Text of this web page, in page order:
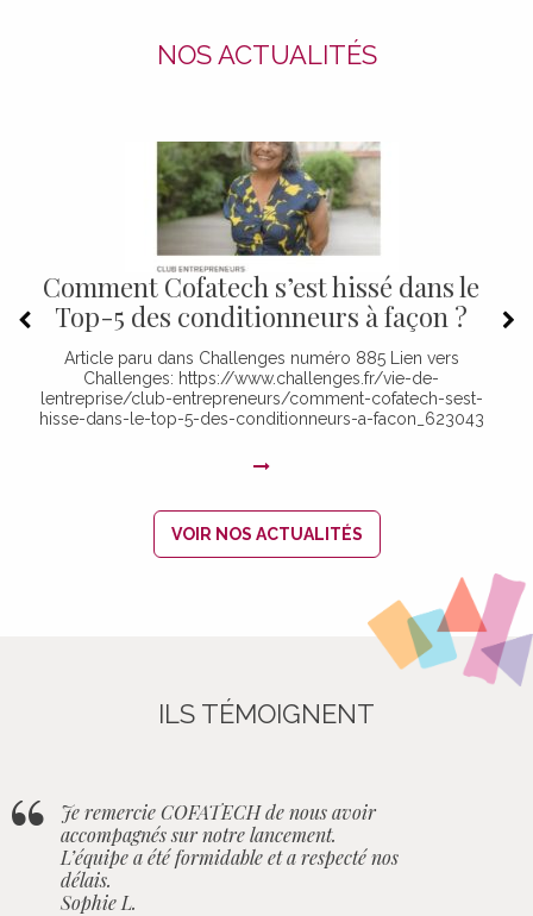
NOS ACTUALITÉS
Comment Cofatech s’est hissé dans le
Top-5 des conditionneurs à façon ?
Article paru dans Challenges numéro 885 Lien vers
Challenges: https://www.challenges.fr/vie-de-
lentreprise/club-entrepreneurs/comment-cofatech-sest-
hisse-dans-le-top-5-des-conditionneurs-a-facon_623043
VOIR NOS ACTUALITÉS
ILS TÉMOIGNENT
Je remercie COFATECH de nous avoir
accompagnés sur notre lancement.
L’équipe a été formidable et a respecté nos
délais.
Sophie L.